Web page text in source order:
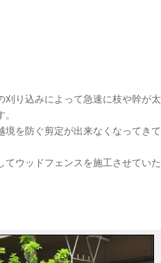
刈り込みによって急速に枝や幹が太
を防ぐ剪定が出来なくなってきて
ウッドフェンスを施工させていた